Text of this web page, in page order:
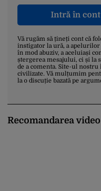
Intră în
Vă rugăm să țineți cont că
instigator la ură, a
în mod abuziv, a aceluiași
ștergerea mesajului, ci și la
de a comenta. Site-ul
civilizate. Vă mulțumim
la o discuție bazată pe
Recomandarea video